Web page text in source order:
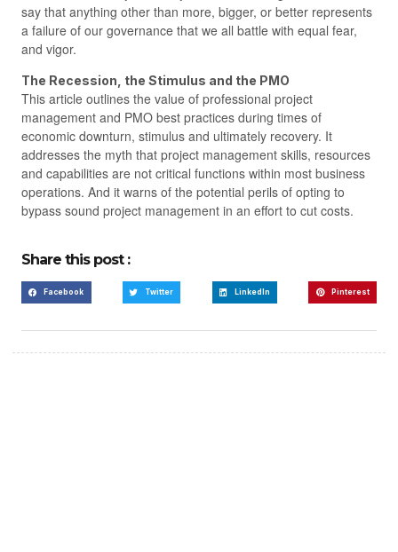
say that anything other than more, bigger, or better represents
a failure of our governance that we all battle with equal fear,
and vigor.
The Recession, the Stimulus and the PMO
This article outlines the value of professional project
management and PMO best practices during times of
economic downturn, stimulus and ultimately recovery. It
addresses the myth that project management skills, resources
and capabilities are not critical functions within most business
operations. And it warns of the potential perils of opting to
bypass sound project management in an effort to cut costs.
Share this post :
Facebook Twitter LinkedIn Pinterest